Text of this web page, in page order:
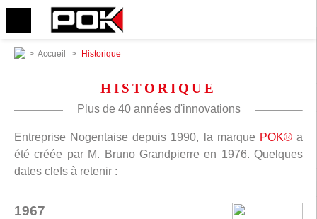
> Accueil > Historique
HISTORIQUE
Plus de 40 années d'innovations
Entreprise Nogentaise depuis 1990, la marque POK®a
été créée par M. Bruno Grandpierre en 1976. Quelques
dates clefs à retenir :
1967